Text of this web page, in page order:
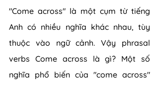
"Come across" là một cụm từ tiếng
Anh có nhiều nghĩa khác nhau, tùy
thuộc vào ngữ cảnh. Vậy phrasal
verbs Come across là gì? Một số
nghĩa phổ biến của "come across"